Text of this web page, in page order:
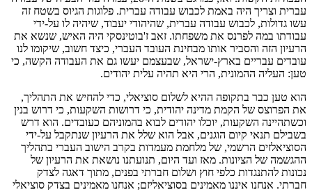
עברית וצריך היה באמת לכבוש עבודה עברית. פלוגות הגיוס בשטח זה
עשו גדולות, לכבוש עבודה עברית, שהיהודי יעבוד, שיהיה לו על-ידי
עבודתו במה לפרנס את משפחתו. זאב ז'בוטינסקי היה האיש, שנשא את
הרעיון הזה והסביר אותו מבחינת העובד העברי, כיצד חשוב, שיקומו לנו
עובדים עבריים בארץ-ישראל, שבעצמם יעשו גם את העבודה הקשה, כי
טען: העליה ההמונית, הרי היא תהיה עלית יהודים.
הוא טען כבר בתקופה ההיא לשלום סוציאלי, כדי להחיש את התהליך,
את הפרוצס של הקמת מדינה יהודית, כי דרושות השקעות, כי דרוש בנין
וכשתהיינה השקעות, יוכלו יהודים לבוא בהמוניהם כעובדים. הוא דרש
בשבילם תנאי קיום הוגנים, אבל הוא שלל את הרעיון שנתקבל על-ידי
הסוציאלזים הרשמי, של מלחמת מעמדות בקרב הישוב העברי בתהליך
ההגשמה של הציונות. מאז ועד היום, תנועתנו נושאת את הרעיון של
נכונות להתנגדות כלפי חוץ ושלום חברתי בפנים, מתוך דאגה לצדק
חברתי. אנחנו איננו מאמינים בסוציאליזם; אנחנו מאמינים בצדק סוציאלי